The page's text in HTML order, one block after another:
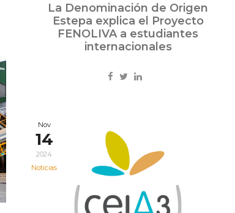
La Denominación de Origen
Estepa explica el Proyecto
FENOLIVA a estudiantes
internacionales
Nov
14
2024
Noticias